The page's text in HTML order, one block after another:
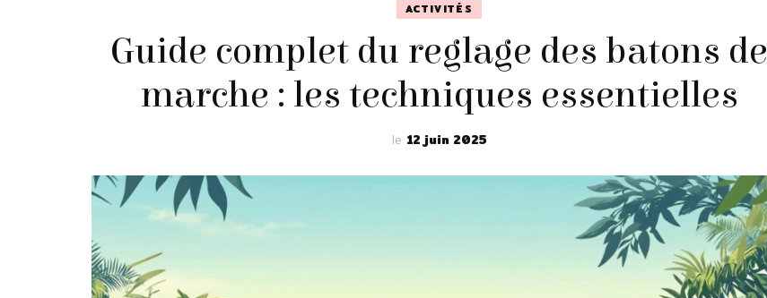
ACTIVITÉS
Guide complet du reglage des batons de
marche : les techniques essentielles
le 12 juin 2025